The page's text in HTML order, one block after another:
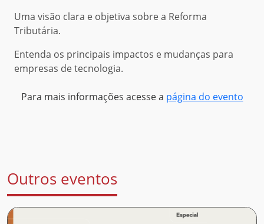
Uma visão clara e objetiva sobre a Reforma
Tributária.
Entenda os principais impactos e mudanças para
empresas de tecnologia.
Para mais informações acesse a página do evento
Outros eventos